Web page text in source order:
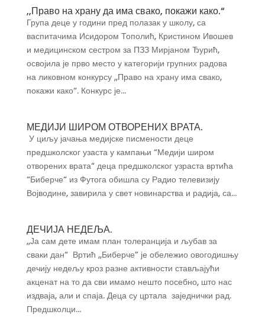
,,Право на храну да има свако, покажи како.“
Група деце у години пред полазак у школу, са
васпитачима Исидором Тополић, Кристином Ивошев
и медицинском сестром за ПЗЗ Мирјаном Ђурић,
освојила је прво место у категорији групних радова
на ликовном конкурсу ,,Право на храну има свако,
покажи како“. Конкурс је...
МЕДИЈИ ШИРОМ ОТВОРЕНИХ ВРАТА.
У циљу јачања медијске писмености деце
предшколског узаста у кампањи “Медији широм
отворених врата“ деца предшколског узраста вртића
“Биберче“ из Футога обишла су Радио телевизију
Војводине, завирила у свет новинарства и радија, са...
ДЕЧИЈА НЕДЕЉА.
,,Ја сам дете имам план толеранција и љубав за
сваки дан“ Вртић ,,Биберче” је обележио овогодишњу
дечију недељу кроз разне активности стављајући
акценат на то да сви имамо нешто посебно, што нас
издваја, али и спаја. Деца су цртала заједнички рад.
Предшколци...